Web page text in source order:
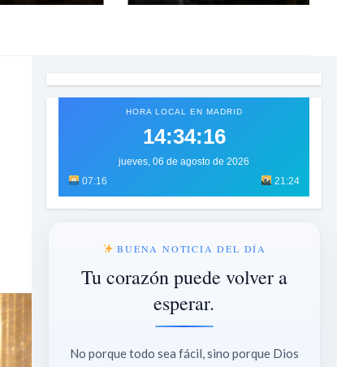
HORA LOCAL EN MADRID
14:34:18
jueves, 06 de agosto de 2026
07:16
21:24
BUENA NOTICIA DEL DÍA
Tu corazón puede volver a
esperar.
No porque todo sea fácil, sino porque Dios